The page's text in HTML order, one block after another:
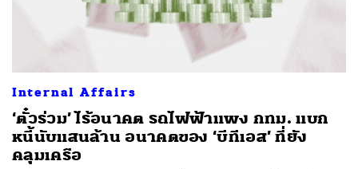
Internal Affairs
‘ตั๋วร่วม’ ไร้อนาคต รถไฟฟ้าแพง กทม. แบก
หนี้นับแสนล้าน อนาคตของ ‘บีทีเอส’ ที่ยัง
คลุมเครือ